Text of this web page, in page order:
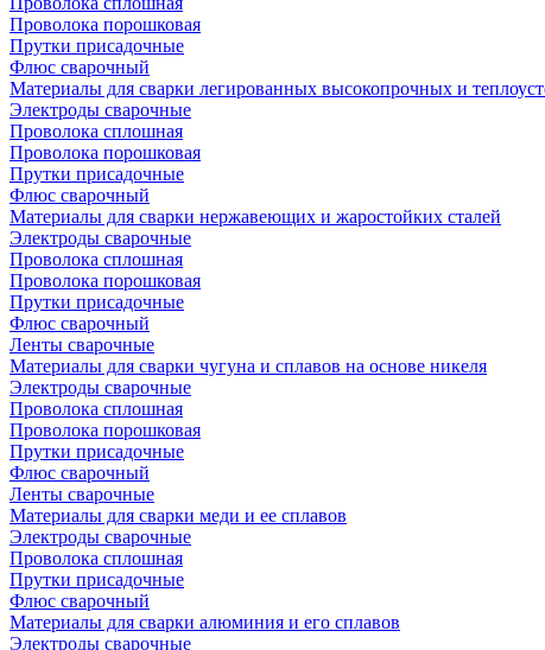
Проволока порошковая
Прутки присадочные
Флюс сварочный
Материалы для сварки легированных высокопрочных и
Электроды сварочные
Проволока сплошная
Проволока порошковая
Прутки присадочные
Флюс сварочный
Материалы для сварки нержавеющих и жаростойких сталей
Электроды сварочные
Проволока сплошная
Проволока порошковая
Прутки присадочные
Флюс сварочный
Ленты сварочные
Материалы для сварки чугуна и сплавов на основе никеля
Электроды сварочные
Проволока сплошная
Проволока порошковая
Прутки присадочные
Флюс сварочный
Ленты сварочные
Материалы для сварки меди и ее сплавов
Электроды сварочные
Проволока сплошная
Прутки присадочные
Флюс сварочный
Материалы для сварки алюминия и его сплавов
Электроды сварочные